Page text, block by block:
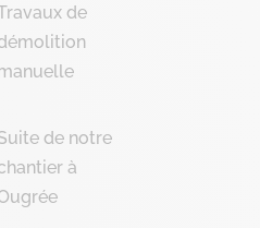
Options
de
de notre
à